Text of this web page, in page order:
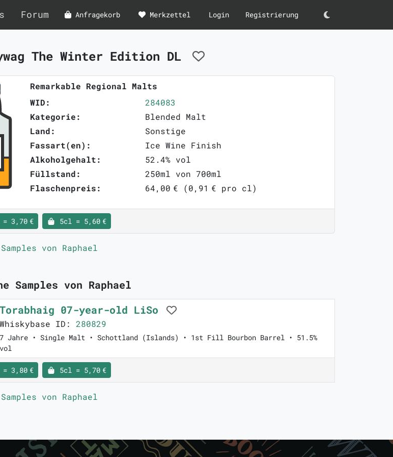
Forum Anfragekorb Merkzettel Login Registrierung Darkmode
The Winter Edition DL
Remarkable Regional Malts
WID:
284083
Kategorie:
Blended Malt
Land:
Sonstige
Fassart(en):
Ice Wine Finish
Alkoholgehalt:
52.4% vol
Füllstand:
250ml von 700ml
Flaschenpreis:
64,00 € (0,91 € pro cl)
3,70 € 5cl = 5,60 €
von Raphael
Samples von Raphael
Torabhaig 07-year-old LiSo
Whiskybase ID: 280829
7 Jahre • Single Malt • Schottland (Islands) • 1st Fill Bourbon Barrel • 51.5%
vol
3,80 € 5cl = 5,70 €
von Raphael